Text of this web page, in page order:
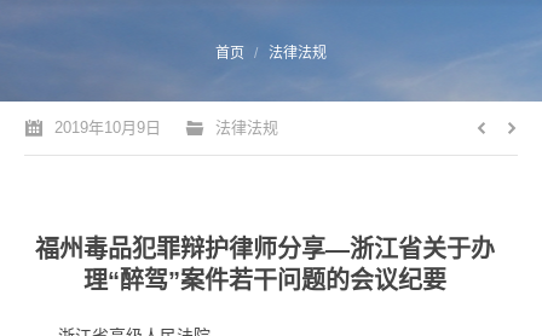
首页 法律法规
2019年10月9日 法律法规
福州毒品犯罪辩护律师分享—浙江省关于办
理“醉驾”案件若干问题的会议纪要